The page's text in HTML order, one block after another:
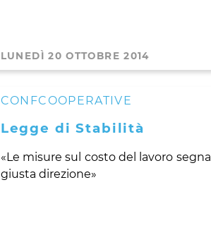
LUNEDÌ 20 OTTOBRE 2014
CONFCOOPERATIVE
Legge di Stabilità
«Le misure sul costo del lavoro
giusta direzione»